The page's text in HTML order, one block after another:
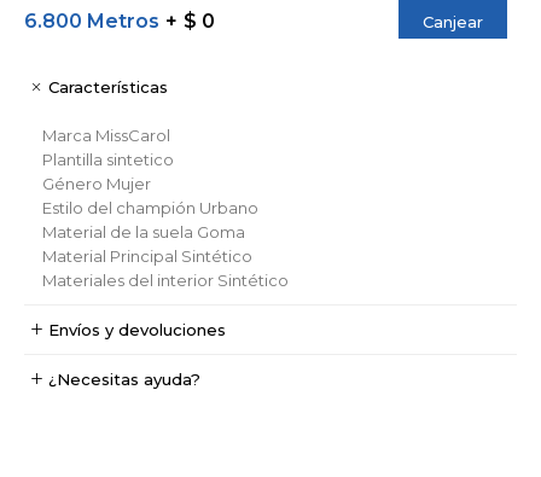
6.800 Metros $ 0 Canjear
Características
Marca MissCarol
Plantilla sintetico
Género Mujer
Estilo del champión Urbano
Material de la suela Goma
Material Principal Sintético
Materiales del interior Sintético
Envíos y devoluciones
¿Necesitas ayuda?